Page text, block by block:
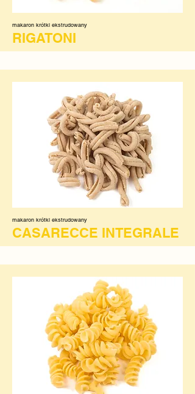
makaron krótki ekstrudowany
RIGATONI
makaron krótki ekstrudowany
CASARECCE INTEGRALE